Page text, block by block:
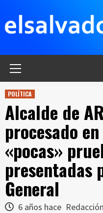
contenido
POLÍTICA
Alcalde de
procesado
«pocas»
presentadas
General
6 años hace Redacción